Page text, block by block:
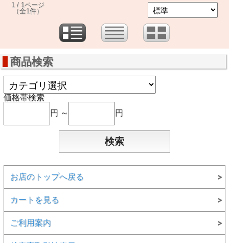
1 / 1ページ
（全1件）
商品検索
価格帯検索
円 ～
円
お店のトップへ戻る
カートを見る
ご利用案内